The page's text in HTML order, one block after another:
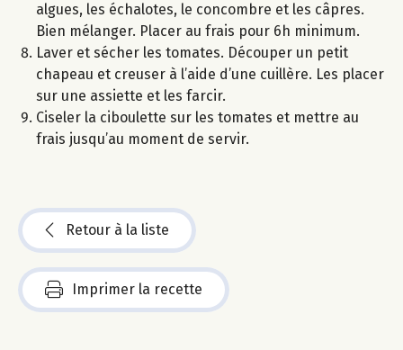
algues, les échalotes, le concombre et les câpres.
Bien mélanger. Placer au frais pour 6h minimum.
Laver et sécher les tomates. Découper un petit
chapeau et creuser à l’aide d’une cuillère. Les placer
sur une assiette et les farcir.
Ciseler la ciboulette sur les tomates et mettre au
frais jusqu’au moment de servir.
Retour à la liste
Imprimer la recette